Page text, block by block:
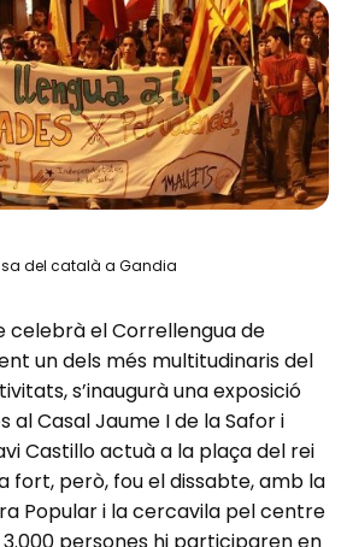
del català a Gandia
celebrà el Correllengua de
un dels més multitudinaris del
s’inaugurà una exposició
al Casal Jaume I de la Safor i
Castillo actuà a la plaça del rei
fort, però, fou el dissabte, amb la
Popular i la cercavila pel centre